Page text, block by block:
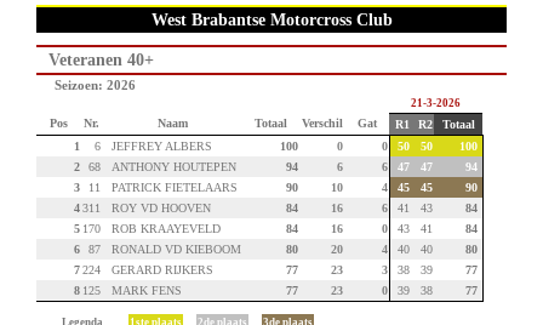
West Brabantse Motorcross Club
Veteranen 40+
Seizoen: 2026
21-3-2026
Pos Nr. Naam Totaal Verschil Gat R1 R2
Totaal
1
6 JEFFREY ALBERS 100 0 0 50 50
100
2
68 ANTHONY HOUTEPEN 94 6 6 47 47
94
3
11 PATRICK FIETELAARS 90 10 4 45 45
90
4311 ROY VD HOOVEN 84 16 6 41 43
84
5 170 ROB KRAAYEVELD 84 16 0 43 41
84
6
87 RONALD VD KIEBOOM 80 20 4 40 40
80
7224 GERARD RIJKERS 77 23 3 38 39
77
8 125 MARK FENS 77 23 0 39 38 77
Legenda 1ste plaats 2de plaats 3de plaats